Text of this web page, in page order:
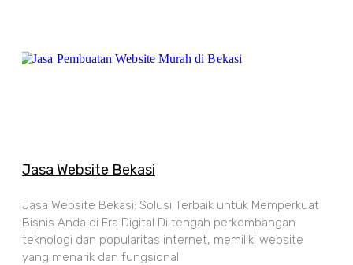
Jasa Website Bekasi
Jasa Website Bekasi: Solusi Terbaik untuk Memperkuat
Bisnis Anda di Era Digital Di tengah perkembangan
teknologi dan popularitas internet, memiliki website
yang menarik dan fungsional